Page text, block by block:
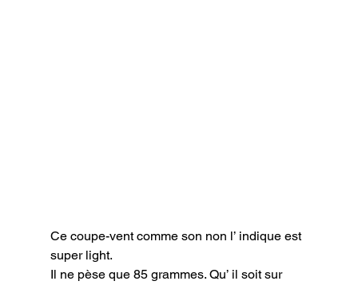
Ce coupe-vent comme son non l’ indique est
super light.
Il ne pèse que 85 grammes. Qu’ il soit sur